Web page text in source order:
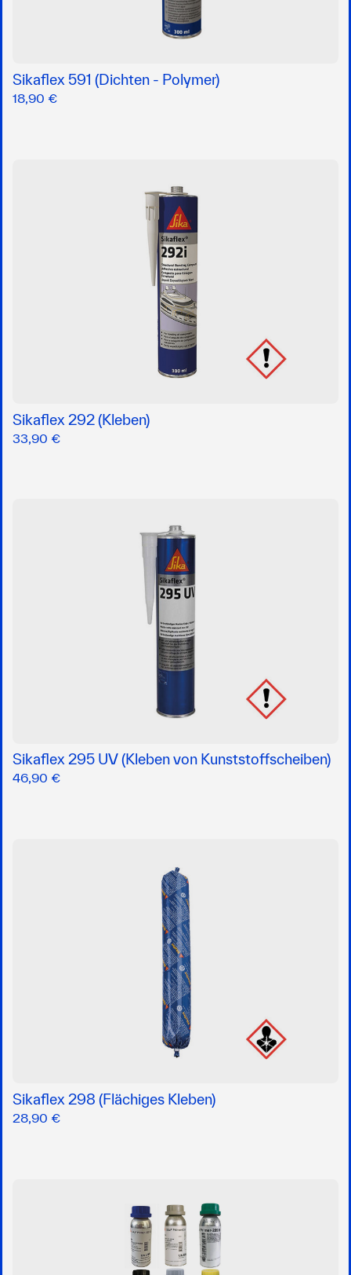
Sikaflex 591 (Dichten - Polymer)
18,90 €
Sikaflex 292 (Kleben)
33,90 €
Sikaflex 295 UV (Kleben von Kunststoffscheiben)
46,90 €
Sikaflex 298 (Flächiges Kleben)
28,90 €